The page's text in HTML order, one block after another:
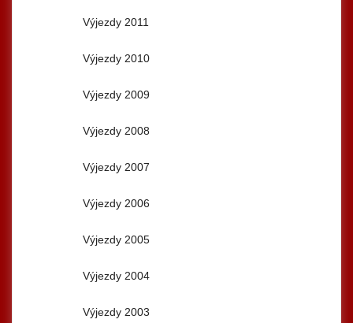
Výjezdy 2011
Výjezdy 2010
Výjezdy 2009
Výjezdy 2008
Výjezdy 2007
Výjezdy 2006
Výjezdy 2005
Výjezdy 2004
Výjezdy 2003